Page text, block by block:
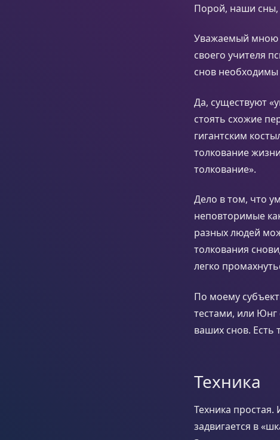
Порой, наши сны,
Уважаемый мною
своего учителя
снов
Да, существуют
стоять схожие
гигантским
толкование
толкование».
Дело в том, что
неповторимые
разных людей
толкования
легко
По моему
тестами, или Юнг
ваших снов. Есть
Техника
Техника
задвигается в